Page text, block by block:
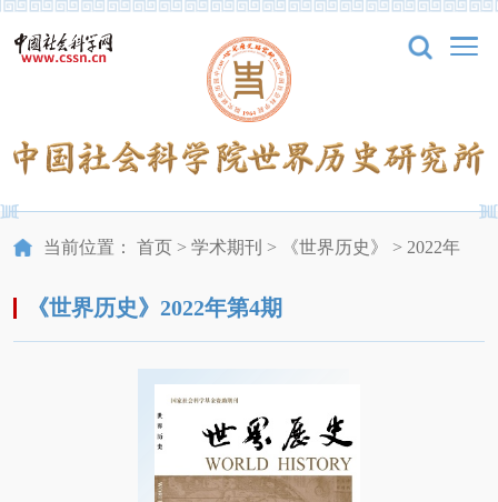
当前位置： 首页> 学术期刊 > 《世界历史》 > 2022年
《世界历史》2022年第4期